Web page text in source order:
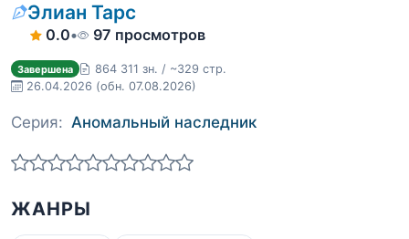
Элиан Тарс
0.0• 97 просмотров
Завершена
864 311 зн. / ~329 стр.
26.04.2026 (обн. 07.08.2026)
Серия: Аномальный наследник
ЖАНРЫ